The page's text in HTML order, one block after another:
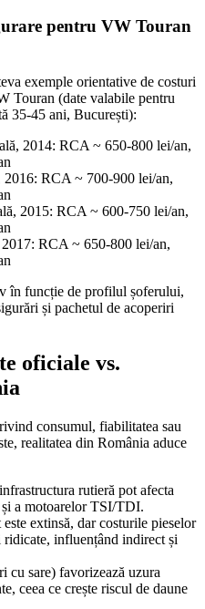
pentru VW Touran
exemple orientative de costuri
Touran (date valabile pentru
35-45 ani, București):
2014: RCA ~ 650-800 lei/an,
RCA ~ 700-900 lei/an,
2015: RCA ~ 600-750 lei/an,
RCA ~ 650-800 lei/an,
în funcție de profilul șoferului,
și pachetul de acoperiri
oficiale vs.
consumul, fiabilitatea sau
realitatea din România aduce
rutieră pot afecta
a motoarelor TSI/TDI.
extinsă, dar costurile pieselor
influențând indirect și
cu sare) favorizează uzura
ceea ce crește riscul de daune